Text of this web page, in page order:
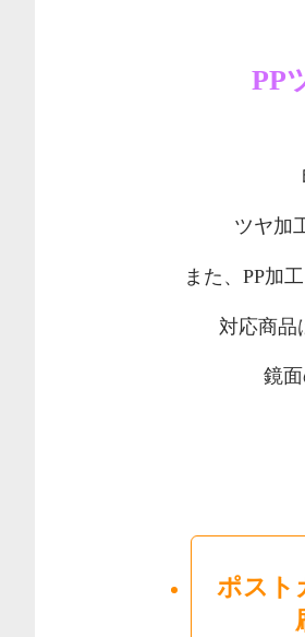
PP
ツヤ加
また、PP加
対応商品
鏡
ポスト